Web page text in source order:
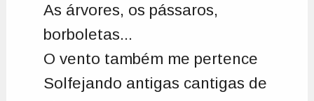
As árvores, os pássaros,
borboletas...
O vento também me pertence
Solfejando antigas cantigas de